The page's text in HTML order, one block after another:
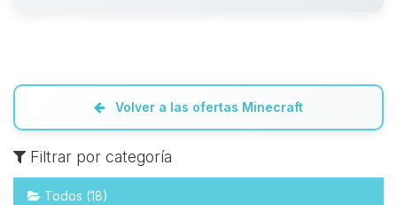
Volver a las ofertas Minecraft
Filtrar por categoría
Todos (18)